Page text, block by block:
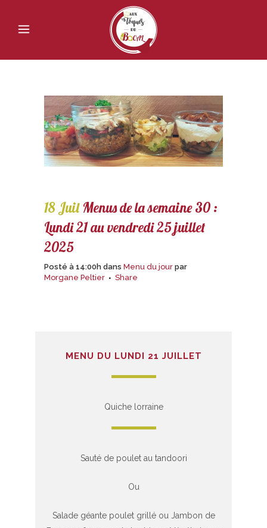
18 JuilMenus de la semaine 30 :
Lundi 21 au vendredi 25 juillet
2025
Posté à 14:00h dans Menu du jour par
Morgane Peltier
Share
MENU DU LUNDI 21 JUILLET
Quiche lorraine
Sauté de poulet au tandoori
Ou
Salade géante poulet grillé ou Jambon de